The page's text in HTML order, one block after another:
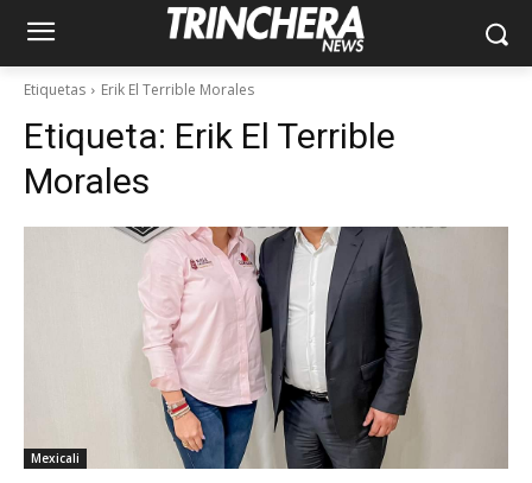
Etiquetas Erik El Terrible Morales
Etiqueta: Erik El Terrible
Morales
Mexicali